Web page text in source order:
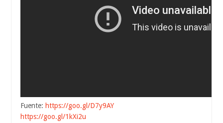
Fuente: https://goo.gl/D7y9AY
https://goo.gl/1kXi2u